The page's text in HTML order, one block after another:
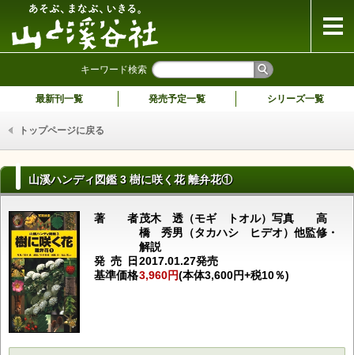
キーワード検索
最新刊一覧 発売予定一覧 シリーズ一覧
トップページに戻る
山溪ハンディ図鑑 3 樹に咲く花 離弁花①
著者茂木 透（モギ トオル）写真 高
橋 秀男（タカハシ ヒデオ）他監修・
解説
発売日2017.01.27発売
基準価格3,960円(本体3,600円+税10％)